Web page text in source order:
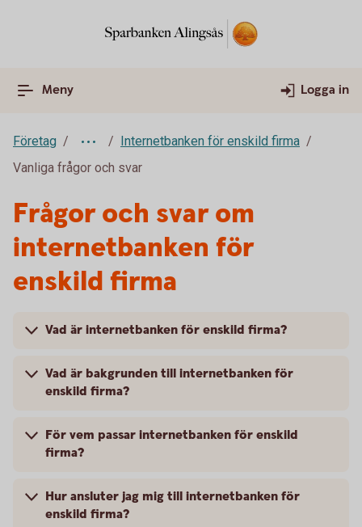
Meny Logga in
Företag
Internetbanken för enskild firma
Vanliga frågor och svar
Frågor och svar om
internetbanken för
enskild firma
Vad är internetbanken för enskild firma?
Vad är bakgrunden till internetbanken för
enskild firma?
För vem passar internetbanken för enskild
firma?
Hur ansluter jag mig till internetbanken för
enskild firma?